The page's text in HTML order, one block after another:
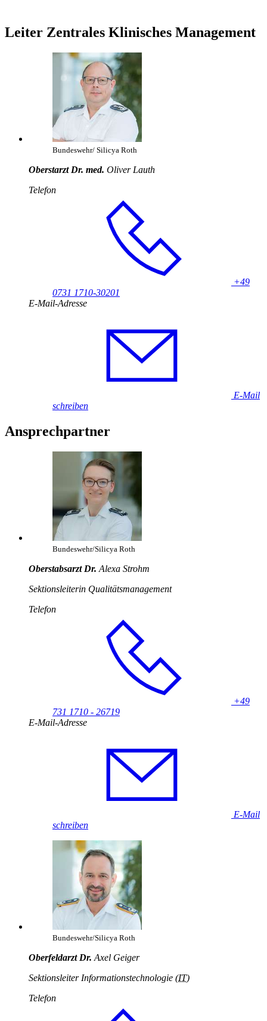
Leiter Zentrales Klinisches Management
Bundeswehr/ Silicya Roth
Oberstarzt Dr. med. Oliver Lauth
Telefon
+49
0731 1710-30201
E-Mail-Adresse
E-Mail
schreiben
Ansprechpartner
Bundeswehr/Silicya Roth
Oberstabsarzt Dr. Alexa Strohm
Sektionsleiterin Qualitätsmanagement
Telefon
+49
731 1710 - 26719
E-Mail-Adresse
E-Mail
schreiben
Bundeswehr/Silicya Roth
Oberfeldarzt Dr. Axel Geiger
Sektionsleiter Informationstechnologie (IT)
Telefon